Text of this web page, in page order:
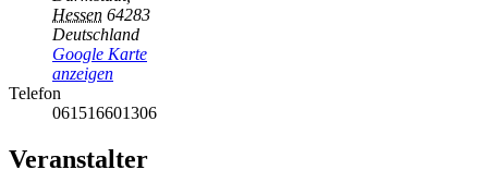
Hessen 64283
Deutschland
Google Karte
anzeigen
Telefon
061516601306
Veranstalter